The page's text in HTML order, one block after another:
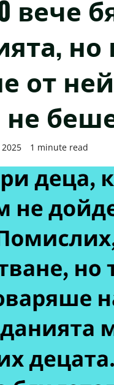
вече
но
от
1 minute read